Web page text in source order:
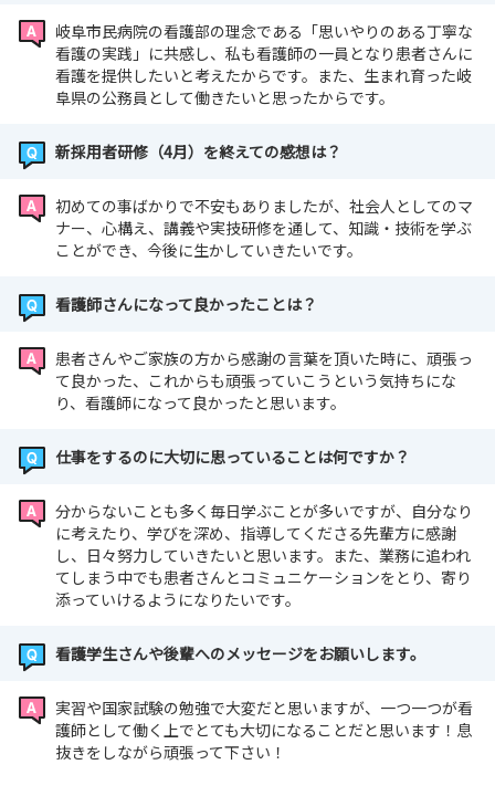
岐阜市民病院の看護部の理念である「思いやりのある丁寧な
看護の実践」に共感し、私も看護師の一員となり患者さんに
看護を提供したいと考えたからです。また、生まれ育った岐
阜県の公務員として働きたいと思ったからです。
新採用者研修（4月）を終えての感想は？
初めての事ばかりで不安もありましたが、社会人としてのマ
ナー、心構え、講義や実技研修を通して、知識・技術を学ぶ
ことができ、今後に生かしていきたいです。
看護師さんになって良かったことは？
患者さんやご家族の方から感謝の言葉を頂いた時に、頑張っ
て良かった、これからも頑張っていこうという気持ちにな
り、看護師になって良かったと思います。
仕事をするのに大切に思っていることは何ですか？
分からないことも多く毎日学ぶことが多いですが、自分なり
に考えたり、学びを深め、指導してくださる先輩方に感謝
し、日々努力していきたいと思います。また、業務に追われ
てしまう中でも患者さんとコミュニケーションをとり、寄り
添っていけるようになりたいです。
看護学生さんや後輩へのメッセージをお願いします。
実習や国家試験の勉強で大変だと思いますが、一つ一つが看
護師として働く上でとても大切になることだと思います！息
抜きをしながら頑張って下さい！